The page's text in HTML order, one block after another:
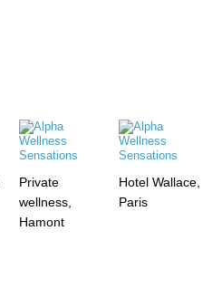
Private
wellness,
Hamont
Hotel Wallace,
Paris